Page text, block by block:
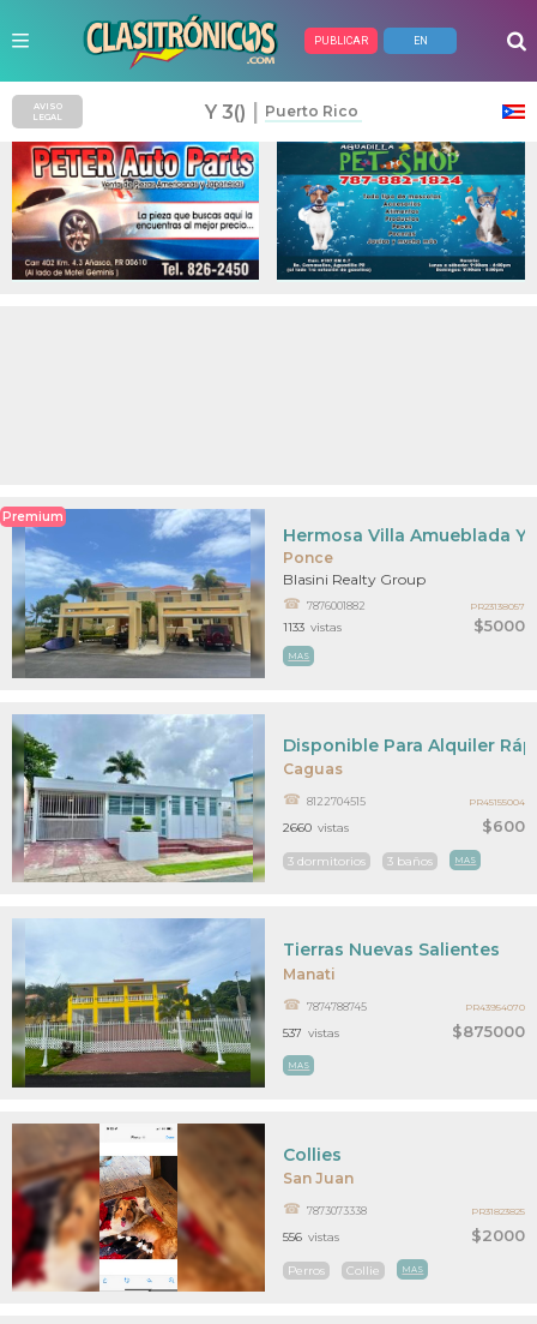
PUBLICAR EN
Anuncios Pagados
Premium
Ponce
$5000
Hermosa Villa Amueblada Y
Blasini Realty Group
7876001882
MAS
1133 vistas
PR23138057
Caguas
$600
Disponible Para Alquiler
8122704515
3 dormitorios 3 baños MAS
2660 vistas
PR45155004
Manati
$875000
Tierras Nuevas Salientes
7874788745
MAS
537 vistas
PR43954070
San Juan
$2000
Collies
7873073338
Perros Collie MAS
556 vistas
PR31823825
AVISO
LEGAL
Y 3() Puerto Rico